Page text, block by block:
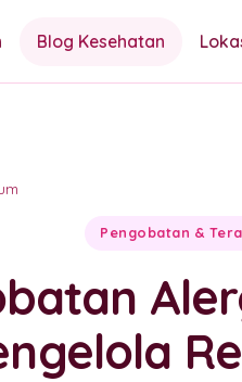
Blog Kesehatan
Pengobatan &